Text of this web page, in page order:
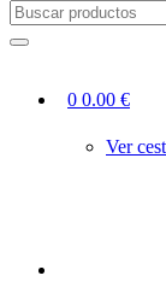
0 0.00 €
Ver